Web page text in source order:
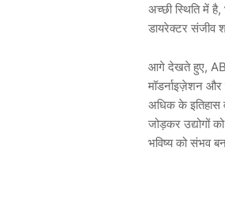
अच्छी स्थिति में है,
डायरेक्टर संजीव
आगे देखते हुए,
मॉडर्नाइज़ेशन और
अधिक के इतिहास
जोड़कर उद्योगों को
भविष्य को संभव